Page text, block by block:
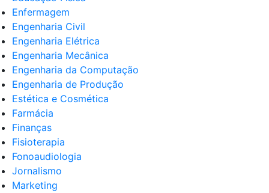
Enfermagem
Engenharia Civil
Engenharia Elétrica
Engenharia Mecânica
Engenharia da Computação
Engenharia de Produção
Estética e Cosmética
Farmácia
Finanças
Fisioterapia
Fonoaudiologia
Jornalismo
Marketing